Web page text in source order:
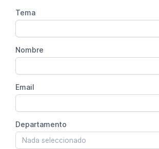
Tema
Nombre
Email
Departamento
Nada seleccionado